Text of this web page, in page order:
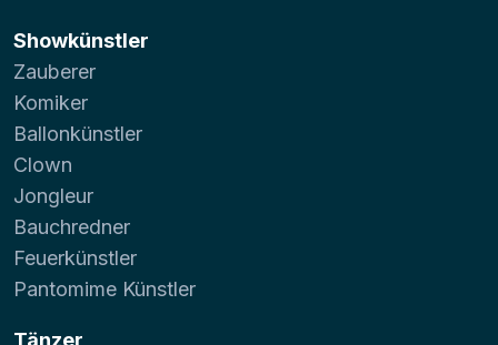
Showkünstler
Zauberer
Komiker
Ballonkünstler
Clown
Jongleur
Bauchredner
Feuerkünstler
Pantomime Künstler
Tänzer